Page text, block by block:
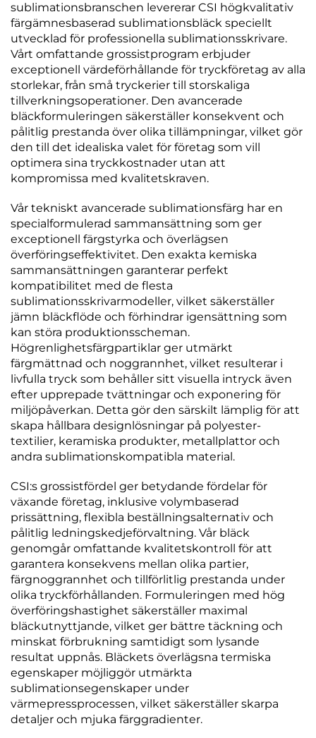
sublimationsbranschen levererar CSI högkvalitativ
färgämnesbaserad sublimationsbläck speciellt
utvecklad för professionella sublimationsskrivare.
Vårt omfattande grossistprogram erbjuder
exceptionell värdeförhållande för tryckföretag av alla
storlekar, från små tryckerier till storskaliga
tillverkningsoperationer. Den avancerade
bläckformuleringen säkerställer konsekvent och
pålitlig prestanda över olika tillämpningar, vilket gör
den till det idealiska valet för företag som vill
optimera sina tryckkostnader utan att
kompromissa med kvalitetskraven.
Vår tekniskt avancerade sublimationsfärg har en
specialformulerad sammansättning som ger
exceptionell färgstyrka och överlägsen
överföringseffektivitet. Den exakta kemiska
sammansättningen garanterar perfekt
kompatibilitet med de flesta
sublimationsskrivarmodeller, vilket säkerställer
jämn bläckflöde och förhindrar igensättning som
kan störa produktionsscheman.
Högrenlighetsfärgpartiklar ger utmärkt
färgmättnad och noggrannhet, vilket resulterar i
livfulla tryck som behåller sitt visuella intryck även
efter upprepade tvättningar och exponering för
miljöpåverkan. Detta gör den särskilt lämplig för att
skapa hållbara designlösningar på polyester-
textilier, keramiska produkter, metallplattor och
andra sublimationskompatibla material.
CSI:s grossistfördel ger betydande fördelar för
växande företag, inklusive volymbaserad
prissättning, flexibla beställningsalternativ och
pålitlig ledningskedjeförvaltning. Vår bläck
genomgår omfattande kvalitetskontroll för att
garantera konsekvens mellan olika partier,
färgnoggrannhet och tillförlitlig prestanda under
olika tryckförhållanden. Formuleringen med hög
överföringshastighet säkerställer maximal
bläckutnyttjande, vilket ger bättre täckning och
minskat förbrukning samtidigt som lysande
resultat uppnås. Bläckets överlägsna termiska
egenskaper möjliggör utmärkta
sublimationsegenskaper under
värmepressprocessen, vilket säkerställer skarpa
detaljer och mjuka färggradienter.